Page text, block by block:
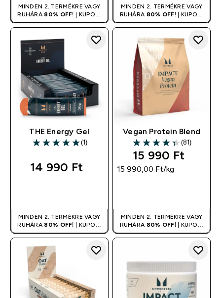
MINDEN 2. TERMÉKRE VAGY
RUHÁRA 80% OFF! | KUPON:
DUPLA
MINDEN 2. TERMÉKRE VAGY
RUHÁRA 80% OFF! | KUPON:
DUPLA
THE Energy Gel
5 out of 5 stars
(1)
14 990 Ft‎
MINDEN 2. TERMÉKRE VAGY
RUHÁRA 80% OFF! | KUPON:
DUPLA
Vegan Protein Blend
4.36 out of 5 stars
(81)
15 990 Ft‎
15 990,00 Ft‎/kg
MINDEN 2. TERMÉKRE VAGY
RUHÁRA 80% OFF! | KUPON:
DUPLA